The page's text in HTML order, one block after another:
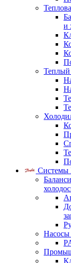
и
Системы
Насосы